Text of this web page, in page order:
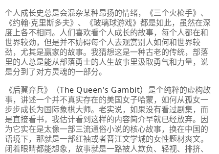
个人成长史总是会混杂某种昂扬的情绪，《三个火枪手》、
《约翰·克里斯多夫》、《玻璃球游戏》都是如此，虽然在深
度上各不相同。人们喜欢看个人成长的故事，每个人都在和
世界较劲，但是并不妨碍每个人去观赏别人如何和世界较
劲，尤其是赢家的故事。我猜想这是一种古老的传统，部落
里的人总是能从部落勇士的人生故事里汲取勇气和力量，说
是分到了对方灵魂的一部分。
《后翼弃兵》（The Queen's Gambit）
是个纯粹的虚构故
事，讲述一个并不真实存在的美国女子哈蒙，如何从孤女一
步步成长为国际象棋大师。老实说，如果没有看过剧集，而
是直接看书，我估计看到这样的内容简介早就已经放弃。因
为它实在是太像一部三流通俗小说的核心故事，换在中国的
语境下，那就是一部红袖或者晋江文学城的女性题材爽文。
闭着眼睛都能想象，故事就是一路被人欺负、轻视、排挤、